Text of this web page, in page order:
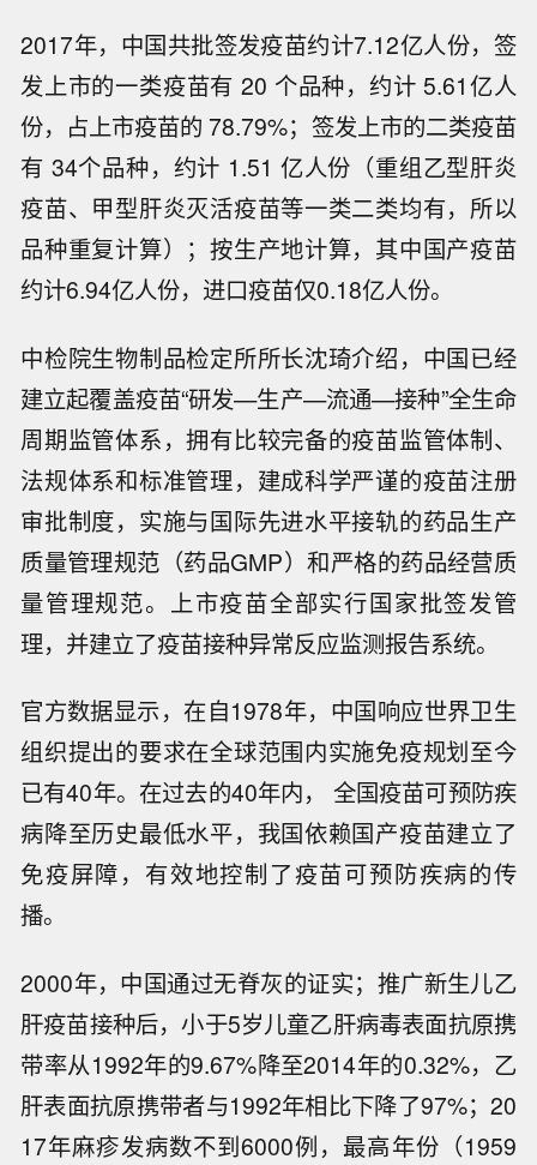
2017年，中国共批签发疫苗约计7.12亿人份，签
发上市的一类疫苗有 20 个品种，约计 5.61亿人
份，占上市疫苗的 78.79%；签发上市的二类疫苗
有 34个品种，约计 1.51 亿人份（重组乙型肝炎
疫苗、甲型肝炎灭活疫苗等一类二类均有，所以
品种重复计算）；按生产地计算，其中国产疫苗
约计6.94亿人份，进口疫苗仅0.18亿人份。
中检院生物制品检定所所长沈琦介绍，中国已经
建立起覆盖疫苗“研发—生产—流通—接种”全生命
周期监管体系，拥有比较完备的疫苗监管体制、
法规体系和标准管理，建成科学严谨的疫苗注册
审批制度，实施与国际先进水平接轨的药品生产
质量管理规范（药品GMP）和严格的药品经营质
量管理规范。上市疫苗全部实行国家批签发管
理，并建立了疫苗接种异常反应监测报告系统。
官方数据显示，在自1978年，中国响应世界卫生
组织提出的要求在全球范围内实施免疫规划至今
已有40年。在过去的40年内， 全国疫苗可预防疾
病降至历史最低水平，我国依赖国产疫苗建立了
免疫屏障，有效地控制了疫苗可预防疾病的传
播。
2000年，中国通过无脊灰的证实；推广新生儿乙
肝疫苗接种后，小于5岁儿童乙肝病毒表面抗原携
带率从1992年的9.67%降至2014年的0.32%，乙
肝表面抗原携带者与1992年相比下降了97%；20
17年麻疹发病数不到6000例，最高年份（1959